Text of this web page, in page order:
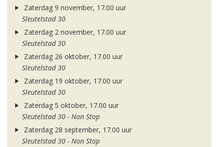
Zaterdag 9 november, 17.00 uur
Sleutelstad 30
Zaterdag 2 november, 17.00 uur
Sleutelstad 30
Zaterdag 26 oktober, 17.00 uur
Sleutelstad 30
Zaterdag 19 oktober, 17.00 uur
Sleutelstad 30
Zaterdag 5 oktober, 17.00 uur
Sleutelstad 30 - Non Stop
Zaterdag 28 september, 17.00 uur
Sleutelstad 30 - Non Stop